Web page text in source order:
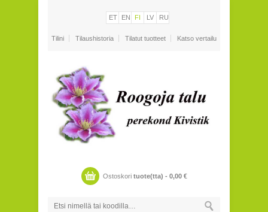
ET EN FI LV RU
Tilini Tilaushistoria Tilatut tuotteet Katso vertailu
Ostoskori tuote(tta) - 0,00€